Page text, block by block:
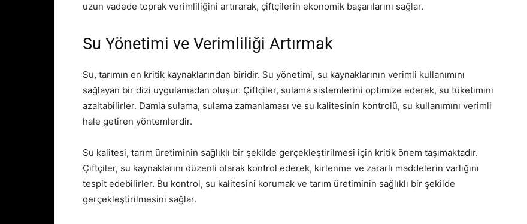
uzun vadede toprak verimliliğini artırarak, çiftçilerin ekonomik başarılarını sağlar.
Su Yönetimi ve Verimliliği Artırmak
Su, tarımın en kritik kaynaklarından biridir. Su yönetimi, su kaynaklarının verimli kullanımını
sağlayan bir dizi uygulamadan oluşur. Çiftçiler, sulama sistemlerini optimize ederek, su tüketimini
azaltabilirler. Damla sulama, sulama zamanlaması ve su kalitesinin kontrolü, su kullanımını verimli
hale getiren yöntemlerdir.
Su kalitesi, tarım üretiminin sağlıklı bir şekilde gerçekleştirilmesi için kritik önem taşımaktadır.
Çiftçiler, su kaynaklarını düzenli olarak kontrol ederek, kirlenme ve zararlı maddelerin varlığını
tespit edebilirler. Bu kontrol, su kalitesini korumak ve tarım üretiminin sağlıklı bir şekilde
gerçekleştirilmesini sağlar.